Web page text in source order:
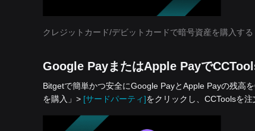
クレジットカード/デビットカードで暗号資産を購入する
Google PayまたはApple Payで
Bitgetで簡単かつ安全にGoogle PayとApple Payの残高
を‌購入」> [サードパーティ]をクリックし、CCToolsを注